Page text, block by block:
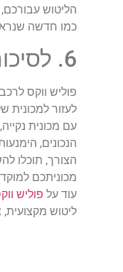
הליטוש
כמו חדשה
6. לסיכום,
פוליש ווקס
לעזור
עם מכונית
הנכונים,
הצורך, תוכלו
מכוניתכם
עוד על פוליש
ליטוש